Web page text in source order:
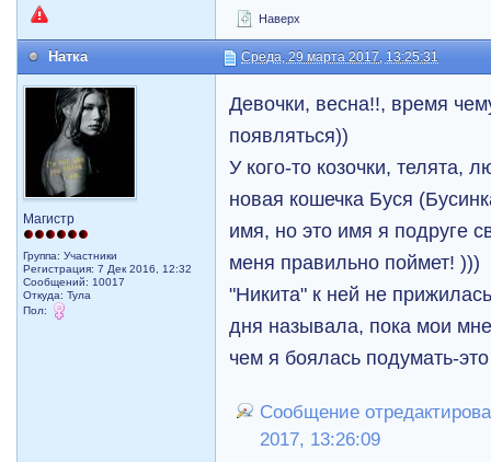
Наверх
Натка Среда, 29 марта 2017, 13:25:31
Магистр
Группа: Участники
Регистрация: 7 Дек 2016, 12:32
Сообщений: 10017
Откуда: Тула
Пол:
Девочки, весна!!, время
появляться))
У кого-то козочки, телята,
новая кошечка Буся
имя, но это имя я подруге
меня правильно поймет! )))
"Никита" к ней не
дня называла, пока мои
чем я боялась подумать-
Сообщение
2017, 13:26:09